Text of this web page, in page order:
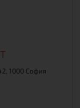
1000 София